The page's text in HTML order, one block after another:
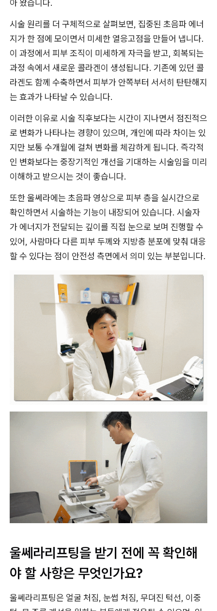
아 왔습니다.
시술 원리를 더 구체적으로 살펴보면, 집중된 초음파 에너
지가 한 점에 모이면서 미세한 열응고점을 만들어 냅니다.
이 과정에서 피부 조직이 미세하게 자극을 받고, 회복되는
과정 속에서 새로운 콜라겐이 생성됩니다. 기존에 있던 콜
라겐도 함께 수축하면서 피부가 안쪽부터 서서히 탄탄해지
는 효과가 나타날 수 있습니다.
이러한 이유로 시술 직후보다는 시간이 지나면서 점진적으
로 변화가 나타나는 경향이 있으며, 개인에 따라 차이는 있
지만 보통 수개월에 걸쳐 변화를 체감하게 됩니다. 즉각적
인 변화보다는 중장기적인 개선을 기대하는 시술임을 미리
이해하고 받으시는 것이 좋습니다.
또한 울쎄라에는 초음파 영상으로 피부 층을 실시간으로
확인하면서 시술하는 기능이 내장되어 있습니다. 시술자
가 에너지가 전달되는 깊이를 직접 눈으로 보며 진행할 수
있어, 사람마다 다른 피부 두께와 지방층 분포에 맞춰 대응
할 수 있다는 점이 안전성 측면에서 의미 있는 부분입니다.
울쎄라리프팅을 받기 전에 꼭 확인해
야 할 사항은 무엇인가요?
울쎄라리프팅은 얼굴 처짐, 눈썹 처짐, 무뎌진 턱선, 이중